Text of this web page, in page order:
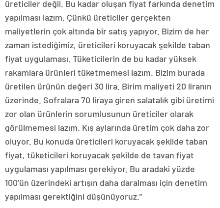
üreticiler değil. Bu kadar oluşan fiyat farkında denetim
yapılması lazım. Çünkü üreticiler gerçekten
maliyetlerin çok altında bir satış yapıyor. Bizim de her
zaman istediğimiz, üreticileri koruyacak şekilde taban
fiyat uygulaması. Tüketicilerin de bu kadar yüksek
rakamlara ürünleri tüketmemesi lazım. Bizim burada
üretilen ürünün değeri 30 lira. Birim maliyeti 20 liranın
üzerinde. Sofralara 70 liraya giren salatalık gibi üretimi
zor olan ürünlerin sorumlusunun üreticiler olarak
görülmemesi lazım. Kış aylarında üretim çok daha zor
oluyor. Bu konuda üreticileri koruyacak şekilde taban
fiyat, tüketicileri koruyacak şekilde de tavan fiyat
uygulaması yapılması gerekiyor. Bu aradaki yüzde
100’ün üzerindeki artışın daha daralması için denetim
yapılması gerektiğini düşünüyoruz.”